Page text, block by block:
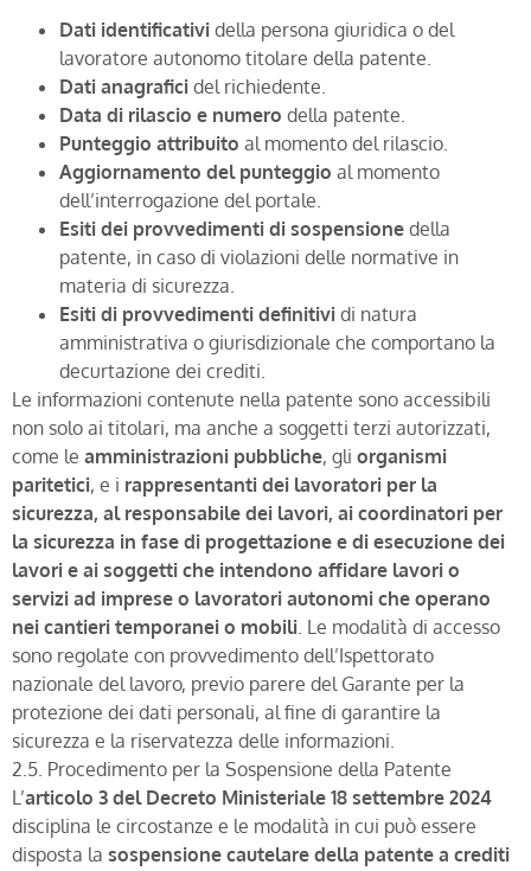
Dati identificativi della persona giuridica o del
lavoratore autonomo titolare della patente.
Dati anagrafici del richiedente.
Data di rilascio e numero della patente.
Punteggio attribuito al momento del rilascio.
Aggiornamento del punteggio al momento
dell’interrogazione del portale.
Esiti dei provvedimenti di sospensione della
patente, in caso di violazioni delle normative in
materia di sicurezza.
Esiti di provvedimenti definitivi di natura
amministrativa o giurisdizionale che comportano la
decurtazione dei crediti.
Le informazioni contenute nella patente sono accessibili
non solo ai titolari, ma anche a soggetti terzi autorizzati,
come le amministrazioni pubbliche, gli organismi
paritetici, e i rappresentanti dei lavoratori per la
sicurezza, al responsabile dei lavori, ai coordinatori per
la sicurezza in fase di progettazione e di esecuzione dei
lavori e ai soggetti che intendono affidare lavori o
servizi ad imprese o lavoratori autonomi che operano
nei cantieri temporanei o mobili. Le modalità di accesso
sono regolate con provvedimento dell’Ispettorato
nazionale del lavoro, previo parere del Garante per la
protezione dei dati personali, al fine di garantire la
sicurezza e la riservatezza delle informazioni.
2.5. Procedimento per la Sospensione della Patente
L’articolo 3 del Decreto Ministeriale 18 settembre 2024
disciplina le circostanze e le modalità in cui può essere
disposta la sospensione cautelare della patente a crediti